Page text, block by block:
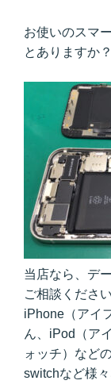
お使いのスマ
とありますか？
当店なら、デ
ご相談くださ
iPhone（アイ
ん、iPod（ア
ォッチ）など
switchなど様